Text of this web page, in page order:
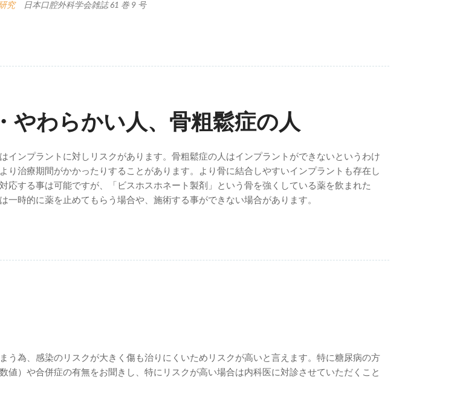
究日本口腔外科学会雑誌 61 巻 9 号
やわらかい人、骨粗鬆症の人
インプラントに対しリスクがあります。骨粗鬆症の人はインプラントができないというわけ
り治療期間がかかったりすることがあります。より骨に結合しやすいインプラントも存在し
応する事は可能ですが、「ビスホスホネート製剤」という骨を強くしている薬を飲まれた
一時的に薬を止めてもらう場合や、施術する事ができない場合があります。
う為、感染のリスクが大きく傷も治りにくいためリスクが高いと言えます。特に糖尿病の方
値）や合併症の有無をお聞きし、特にリスクが高い場合は内科医に対診させていただくこと